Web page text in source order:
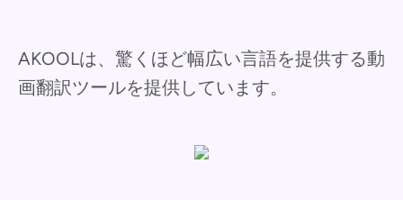
AKOOLは、驚くほど幅広い言語を提供する動
画翻訳ツールを提供しています。